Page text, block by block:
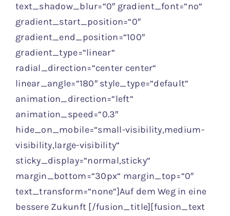
text_shadow_blur=“0″ gradient_font=“no“
gradient_start_position=“0″
gradient_end_position=“100″
gradient_type=“linear“
radial_direction=“center center“
linear_angle=“180″ style_type=“default“
animation_direction=“left“
animation_speed=“0.3″
hide_on_mobile=“small-visibility,medium-
visibility,large-visibility“
sticky_display=“normal,sticky“
margin_bottom=“30px“ margin_top=“0″
text_transform=“none“]Auf dem Weg in eine
bessere Zukunft [/fusion_title][fusion_text